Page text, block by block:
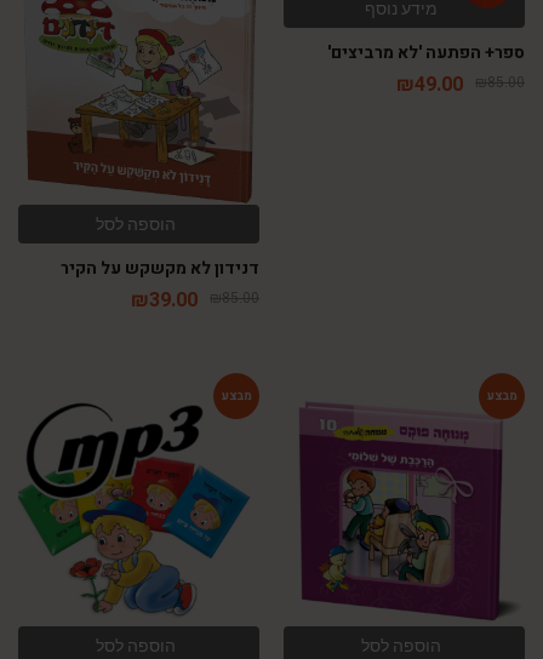
מידע נוסף
ספר+ הפתעה 'לא מרביצים'
₪85.00
₪49.00
הוספה לסל
דנידון לא מקשקש על הקיר
₪85.00
₪39.00
הוספה לסל הוספה לסל